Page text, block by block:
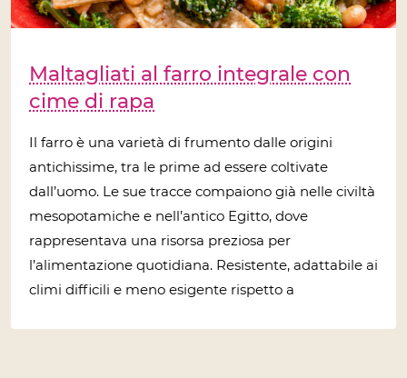
Maltagliati al farro integrale con
cime di rapa
Il farro è una varietà di frumento dalle origini
antichissime, tra le prime ad essere coltivate
dall’uomo. Le sue tracce compaiono già nelle civiltà
mesopotamiche e nell’antico Egitto, dove
rappresentava una risorsa preziosa per
l’alimentazione quotidiana. Resistente, adattabile ai
climi difficili e meno esigente rispetto a